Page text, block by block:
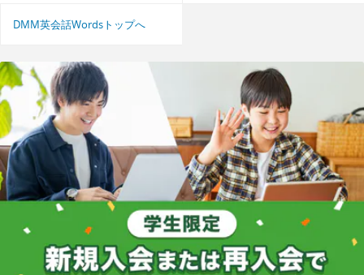
DMM英会話Wordsトップへ